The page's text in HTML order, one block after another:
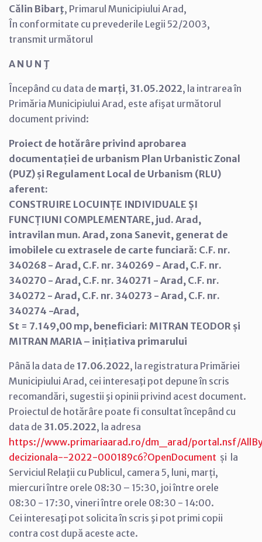
Călin Bibarţ, Primarul Municipiului Arad,
În conformitate cu prevederile Legii 52/2003,
transmit următorul
A N U N Ţ
Începând cu data de marți, 31.05.2022, la intrarea în
Primăria Municipiului Arad, este afişat următorul
document privind:
Proiect de hotărâre privind aprobarea
documentației de urbanism Plan Urbanistic Zonal
(PUZ) și Regulament Local de Urbanism (RLU)
aferent:
CONSTRUIRE LOCUINȚE INDIVIDUALE ȘI
FUNCȚIUNI COMPLEMENTARE, jud. Arad,
intravilan mun. Arad, zona Sanevit, generat de
imobilele cu extrasele de carte funciară: C.F. nr.
340268 - Arad, C.F. nr. 340269 - Arad, C.F. nr.
340270 - Arad, C.F. nr. 340271 - Arad, C.F. nr.
340272 - Arad, C.F. nr. 340273 - Arad, C.F. nr.
340274 -Arad,
St = 7.149,00 mp, beneficiari: MITRAN TEODOR și
MITRAN MARIA – inițiativa primarului
Până la data de 17.06.2022, la registratura Primăriei
Municipiului Arad, cei interesaţi pot depune în scris
recomandări, sugestii şi opinii privind acest document.
Proiectul de hotărâre poate fi consultat începând cu
data de 31.05.2022, la adresa
https://www.primariaarad.ro/dm_arad/portal.nsf/
decizionala--2022-000189c6?OpenDocument și la
Serviciul Relaţii cu Publicul, camera 5, luni, marți,
miercuri între orele 08:30 – 15:30, joi între orele
08:30 - 17:30, vineri între orele 08:30 - 14:00.
Cei interesaţi pot solicita în scris şi pot primi copii
contra cost după aceste acte.